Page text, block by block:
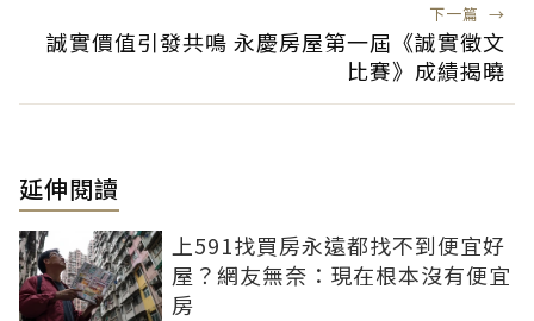
下一篇 →
誠實價值引發共鳴 永慶房屋第一屆《誠實徵文
比賽》成績揭曉
延伸閱讀
上591找買房永遠都找不到便宜好
屋？網友無奈：現在根本沒有便宜
房